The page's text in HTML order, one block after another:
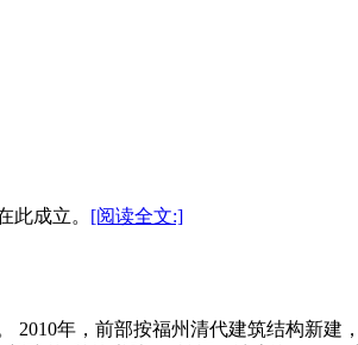
此成立。 [阅读全文:]
年，前部按福州清代建筑结构新建